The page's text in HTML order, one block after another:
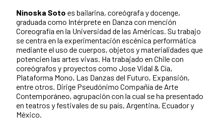
Ninoska Soto es bailarina, coreógrafa y docenge,
graduada como Intérprete en Danza con mención
Coreografía en la Universidad de las Américas. Su trabajo
se centra en la experimentación escénica performática
mediante el uso de cuerpos, objetos y materialidades que
potencien las artes vivas. Ha trabajado en Chile con
coreógrafos y proyectos como Jose Vidal & Cía,
Plataforma Mono, Las Danzas del Futuro, Expansión,
entre otros. Dirige Pseudónimo Compañía de Arte
Contemporáneo, agrupación con la cual se ha presentado
en teatros y festivales de su país, Argentina, Ecuador y
México.